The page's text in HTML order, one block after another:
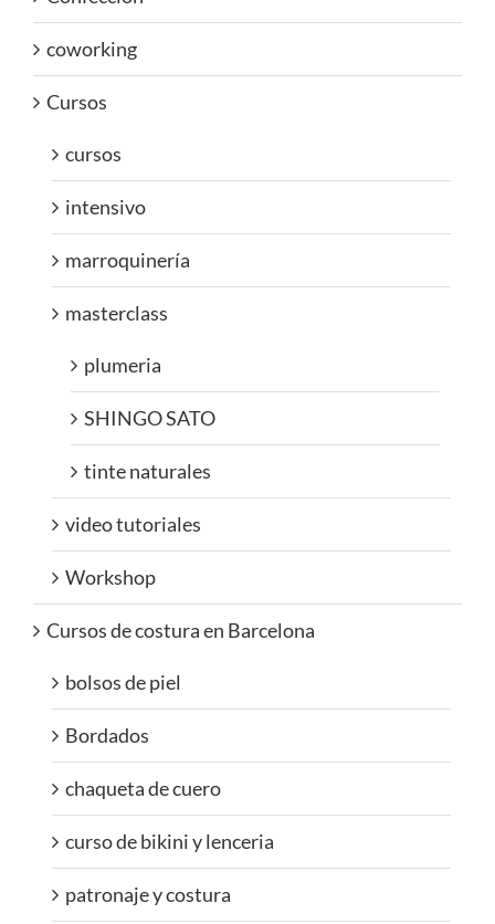
coworking
Cursos
cursos
intensivo
marroquinería
masterclass
plumeria
SHINGO SATO
tinte naturales
video tutoriales
Workshop
Cursos de costura en Barcelona
bolsos de piel
Bordados
chaqueta de cuero
curso de bikini y lenceria
patronaje y costura